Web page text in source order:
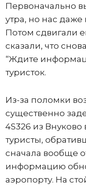
Первоначально
утра, но нас даже
Потом сдвигали
сказали, что
“Ждите
туристок.
Из-за поломки
существенно
4S326 из Внуково
туристы,
сначала вообще
информацию
аэропорту. На